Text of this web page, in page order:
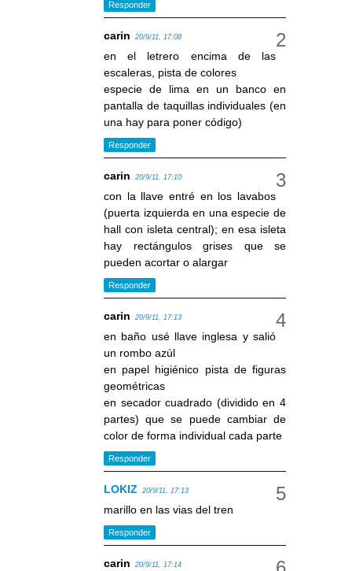
Responder
carin 20/9/11, 17:08
en el letrero encima de las
escaleras, pista de colores
especie de lima en un banco en
pantalla de taquillas individuales (en
una hay para poner código)
Responder
carin 20/9/11, 17:10
con la llave entré en los lavabos
(puerta izquierda en una especie de
hall con isleta central); en esa isleta
hay rectángulos grises que se
pueden acortar o alargar
Responder
carin 20/9/11, 17:13
en baño usé llave inglesa y salió
un rombo azúl
en papel higiénico pista de figuras
geométricas
en secador cuadrado (dividido en 4
partes) que se puede cambiar de
color de forma individual cada parte
Responder
LOKIZ 20/9/11, 17:13
marillo en las vias del tren
Responder
carin 20/9/11, 17:14